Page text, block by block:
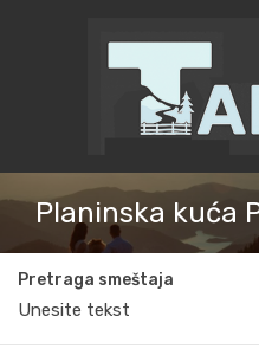
Planinska kuća
Pretraga smeštaja